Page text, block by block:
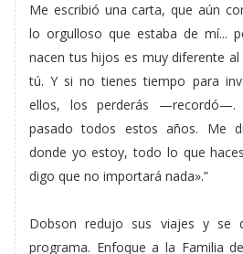
Me escribió una carta, que aún
lo orgulloso que estaba de mí...
nacen tus hijos es muy diferente
tú. Y si no tienes tiempo para
ellos, los perderás —recordó—.
pasado todos estos años. Me
donde yo estoy, todo lo que
digo que no importará nada».”
Dobson redujo sus viajes y se
programa. Enfoque a la Familia